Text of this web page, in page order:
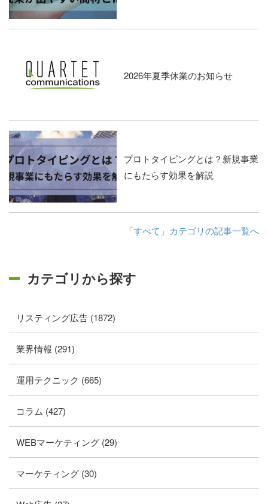
2026年夏季休業のお知らせ
プロトタイピングとは？新規事業
にもたらす効果を解説
「すべて」カテゴリの記事一覧へ
カテゴリから探す
リスティング広告 (1872)
業界情報 (291)
運用テクニック (665)
コラム (427)
WEBマーケティング (29)
マーケティング (30)